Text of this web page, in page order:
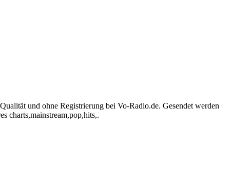
und ohne Registrierung bei Vo-Radio.de. Gesendet werden
charts,mainstream,pop,hits,.